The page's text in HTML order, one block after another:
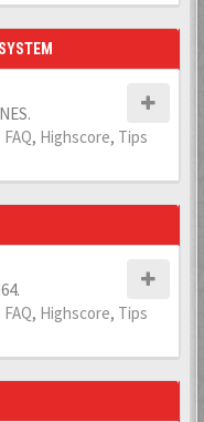
FAQ, Highscore, Tips
FAQ, Highscore, Tips